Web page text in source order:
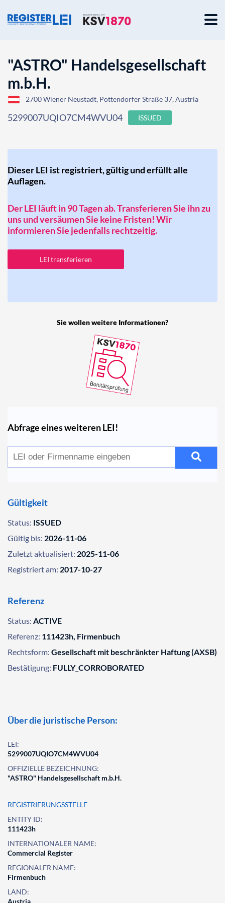
"ASTRO" Handelsgesellschaft
m.b.H.
2700 Wiener Neustadt, Pottendorfer Straße 37, Austria
5299007UQIO7CM4WVU04 ISSUED
Dieser LEI ist registriert, gültig und erfüllt alle
Auflagen.
Der LEI läuft in 90 Tagen ab. Transferieren Sie ihn zu
uns und versäumen Sie keine Fristen! Wir
informieren Sie jedenfalls rechtzeitig.
LEI transferieren
Sie wollen weitere Informationen?
Abfrage eines weiteren LEI!
Gültigkeit
Status: ISSUED
Gültig bis: 2026-11-06
Zuletzt aktualisiert: 2025-11-06
Registriert am: 2017-10-27
Referenz
Status: ACTIVE
Referenz: 111423h, Firmenbuch
Rechtsform: Gesellschaft mit beschränkter Haftung (AXSB)
Bestätigung: FULLY_CORROBORATED
Über die juristische Person:
LEI:
5299007UQIO7CM4WVU04
OFFIZIELLE BEZEICHNUNG:
"ASTRO" Handelsgesellschaft m.b.H.
REGISTRIERUNGSSTELLE
ENTITY ID:
111423h
INTERNATIONALER NAME:
Commercial Register
REGIONALER NAME:
Firmenbuch
LAND:
Austria